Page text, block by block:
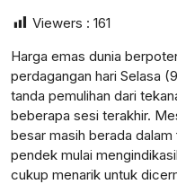
Viewers : 161
Harga emas dunia
perdagangan hari Selasa
tanda pemulihan dari
beberapa sesi terakhir.
besar masih berada
pendek mulai
cukup menarik untuk